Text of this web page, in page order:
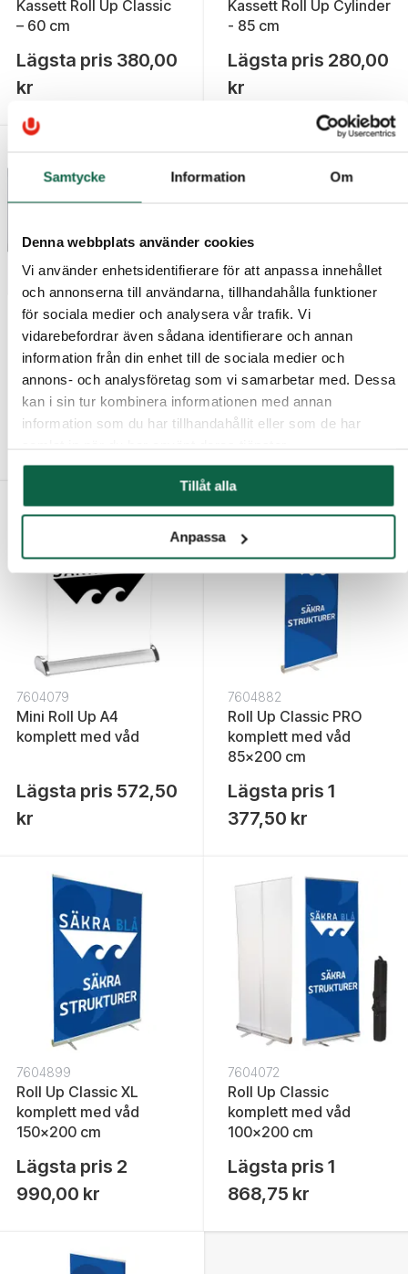
Samtycke Information Om
Denna webbplats använder cookies
Vi använder enhetsidentifierare för att anpassa innehållet
och annonserna till användarna, tillhandahålla funktioner
för sociala medier och analysera vår trafik. Vi
vidarebefordrar även sådana identifierare och annan
information från din enhet till de sociala medier och
annons- och analysföretag som vi samarbetar med. Dessa
kan i sin tur kombinera informationen med annan
information som du har tillhandahållit eller som de har
Tillåt alla
Anpassa
Kassett Roll Up Classic
– 60 cm
Lägsta pris 380,00
kr
Kassett Roll Up Cylinder
- 85 cm
Lägsta pris 280,00
kr
7603971
Kassett Roll Up Vingen -
85 cm
Lägsta pris 878,75
7604073
Mini Roll Up A3
komplett med våd
Lägsta pris 883,75
7604079
Mini Roll Up A4
komplett med våd
Lägsta pris 572,50
kr
7604882
Roll Up Classic PRO
komplett med våd
85x200 cm
Lägsta pris 1
377,50 kr
7604899
Roll Up Classic XL
komplett med våd
150x200 cm
Lägsta pris 2
990,00 kr
7604072
Roll Up Classic
komplett med våd
100x200 cm
Lägsta pris 1
868,75 kr